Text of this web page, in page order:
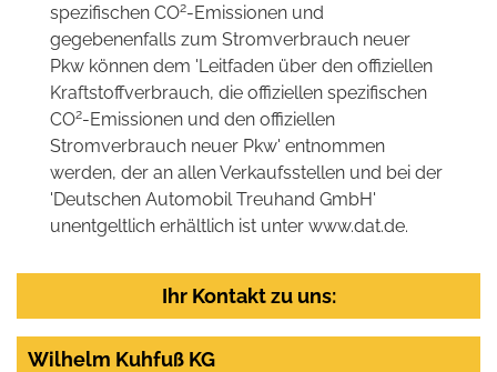
spezifischen CO2-Emissionen und
gegebenenfalls zum Stromverbrauch neuer
Pkw können dem 'Leitfaden über den offiziellen
Kraftstoffverbrauch, die offiziellen spezifischen
CO2-Emissionen und den offiziellen
Stromverbrauch neuer Pkw' entnommen
werden, der an allen Verkaufsstellen und bei der
'Deutschen Automobil Treuhand GmbH'
unentgeltlich erhältlich ist unter www.dat.de.
Ihr Kontakt zu uns:
Wilhelm Kuhfuß KG